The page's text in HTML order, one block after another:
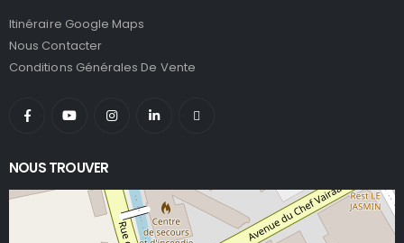
Itinéraire Google Maps
Nous Contacter
Conditions Générales De Vente
NOUS TROUVER